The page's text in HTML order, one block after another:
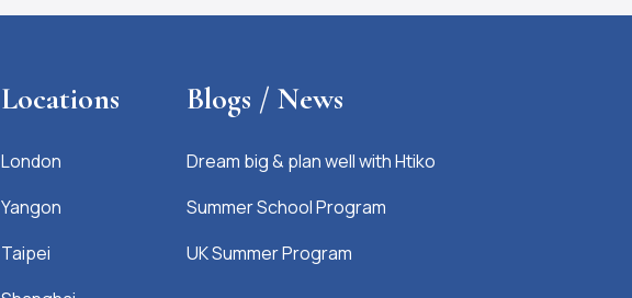
Locations
London
Yangon
Taipei
Blogs / News
Dream big & plan well with Htiko
Summer School Program
UK Summer Program